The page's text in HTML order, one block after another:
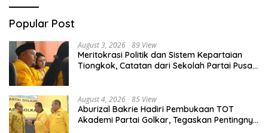
Popular Post
August 3, 2026 89 View
Meritokrasi Politik dan Sistem Kepartaian
Tiongkok, Catatan dari Sekolah Partai Pusat
August 4, 2026 85 View
Aburizal Bakrie Hadiri Pembukaan TOT
Akademi Partai Golkar, Tegaskan Pentingnya